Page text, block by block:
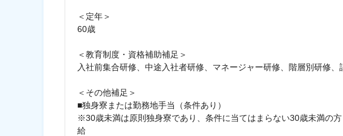
＜定年＞
60歳
＜教育制度・資格補助補足＞
入社前集合研修、中途入社者研修、マネージャー研修、階層別研修
＜その他補足＞
■独身寮または勤務地手当（条件あり）
※30歳未満は原則独身寮であり、条件に当てはまらない30歳未満の
給